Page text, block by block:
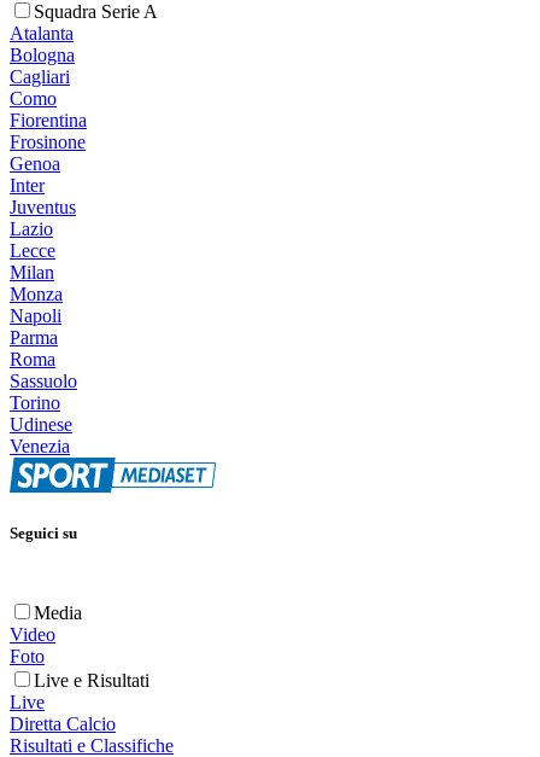
Squadra Serie A
Atalanta
Bologna
Cagliari
Como
Fiorentina
Frosinone
Genoa
Inter
Juventus
Lazio
Lecce
Milan
Monza
Napoli
Parma
Roma
Sassuolo
Torino
Udinese
Venezia
Seguici su
Media
Video
Foto
Live e Risultati
Live
Diretta Calcio
Risultati e Classifiche